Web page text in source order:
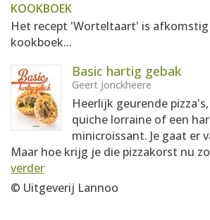
KOOKBOEK
Het recept 'Worteltaart' is
kookboek...
Basic hartig gebak
Geert Jonckheere
Heerlijk geurende
quiche lorraine of een
minicroissant. Je gaat er
Maar hoe krijg je die pizzakorst nu
verder
© Uitgeverij Lannoo